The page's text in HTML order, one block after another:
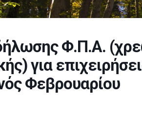
Φ.Π.Α.
για
Φεβρουαρίου